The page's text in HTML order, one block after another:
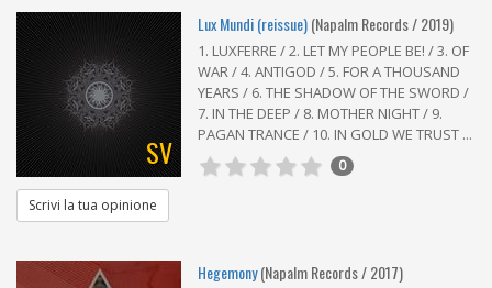
SV
Lux Mundi (reissue)(Napalm Records / 2019)
1. LUXFERRE / 2. LET MY PEOPLE BE! / 3. OF
WAR / 4. ANTIGOD / 5. FOR A THOUSAND
YEARS / 6. THE SHADOW OF THE SWORD /
7. IN THE DEEP / 8. MOTHER NIGHT / 9.
PAGAN TRANCE / 10. IN GOLD WE TRUST ...
0
Scrivi la tua opinione
Hegemony(Napalm Records / 2017)